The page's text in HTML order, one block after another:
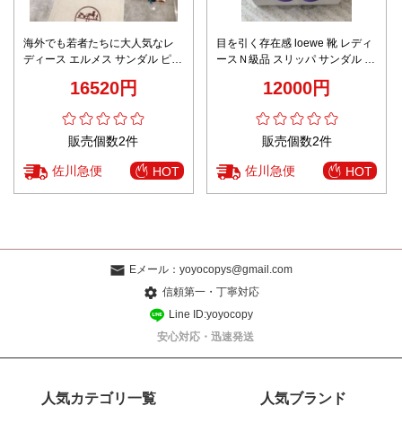
海外でも若者たちに大人気なレ
ディース エルメス サンダル ピコ
リア製の牛革ソール
16520円
販売個数2件
佐川急便 HOT
目を引く存在感 loewe 靴 レディ
ースＮ級品 スリッパ サンダル ゴ
ワフワ ビーチ パープル
12000円
販売個数2件
佐川急便 HOT
Eメール： yoyocopys@gmail.com
信頼第一・丁寧対応
Line ID:yoyocopy
安心対応・迅速発送
人気カテゴリ一覧 人気ブランド